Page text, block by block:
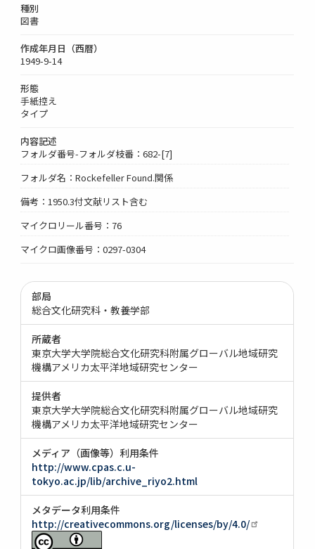
種別
図書
作成年月日（西暦）
1949-9-14
形態
手紙控え
タイプ
内容記述
フォルダ番号-フォルダ枝番：682-[7]
フォルダ名：Rockefeller Found.関係
備考：1950.3付文献リスト含む
マイクロリール番号：76
マイクロ画像番号：0297-0304
部局
総合文化研究科・教養学部
所蔵者
東京大学大学院総合文化研究科附属グローバル地域研究
機構アメリカ太平洋地域研究センター
提供者
東京大学大学院総合文化研究科附属グローバル地域研究
機構アメリカ太平洋地域研究センター
メディア（画像等）利用条件
http://www.cpas.c.u-
tokyo.ac.jp/lib/archive_riyo2.html
メタデータ利用条件
http://creativecommons.org/licenses/by/4.0/